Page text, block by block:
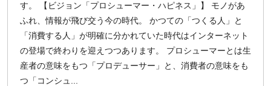
す。 【ビジョン「プロシューマー・ハピネス」】 モノがあ
ふれ、情報が飛び交う今の時代。 かつての「つくる人」と
「消費する人」が明確に分かれていた時代はインターネット
の登場で終わりを迎えつつあります。 プロシューマーとは生
産者の意味をもつ「プロデューサー」と、消費者の意味をも
つ「コンシュ...